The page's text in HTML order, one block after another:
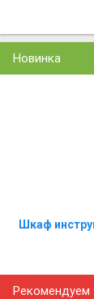
Новинка
Шкаф
Рекомендуем